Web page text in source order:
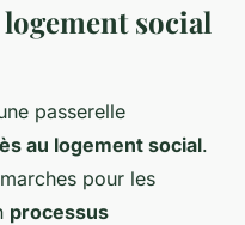
social
passerelle
au logement social.
pour les
processus